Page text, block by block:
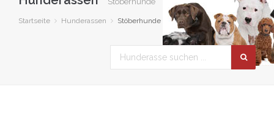
Startseite Hunderassen Stöberhunde